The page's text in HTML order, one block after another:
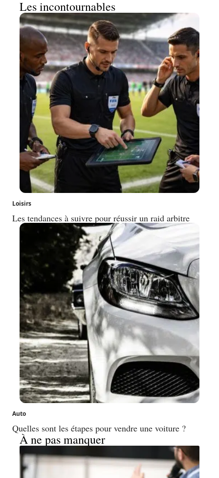
Les incontournables
Loisirs
Les tendances à suivre pour réussir un raid arbitre
Auto
Quelles sont les étapes pour vendre une voiture ?
À ne pas manquer